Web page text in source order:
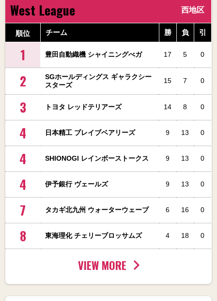
West League 西地区
順位 チーム 勝 負 引
1 豊田自動織機 シャイニングべガ 17 5 0
2
SGホールディングス ギャラクシー
スターズ
15 7 0
3 トヨタ レッドテリアーズ 14 8 0
4 日本精工 ブレイブベアリーズ 9 13 0
4 SHIONOGI レインボーストークス 9 13 0
4 伊予銀行 ヴェールズ 9 13 0
7 タカギ北九州 ウォーターウェーブ 6 16 0
8 東海理化 チェリーブロッサムズ 4 18 0
VIEW MORE